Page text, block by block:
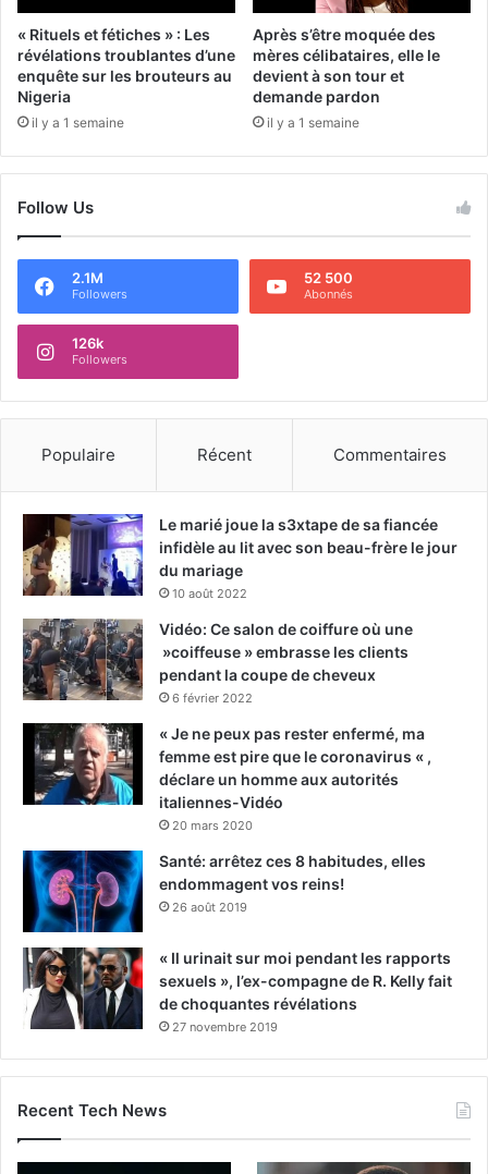
« Rituels et fétiches » : Les
révélations troublantes d’une
enquête sur les brouteurs au
Nigeria
il y a 1 semaine
Après s’être moquée des
mères célibataires, elle le
devient à son tour et
demande pardon
il y a 1 semaine
Follow Us
2.1M
Followers
52 500
Abonnés
126k
Followers
Populaire Récent Commentaires
Le marié joue la s3xtape de sa fiancée
infidèle au lit avec son beau-frère le jour
du mariage
10 août 2022
Vidéo: Ce salon de coiffure où une
»coiffeuse » embrasse les clients
pendant la coupe de cheveux
6 février 2022
« Je ne peux pas rester enfermé, ma
femme est pire que le coronavirus « ,
déclare un homme aux autorités
italiennes-Vidéo
20 mars 2020
Santé: arrêtez ces 8 habitudes, elles
endommagent vos reins!
26 août 2019
« Il urinait sur moi pendant les rapports
sexuels », l’ex-compagne de R. Kelly fait
de choquantes révélations
27 novembre 2019
Recent Tech News